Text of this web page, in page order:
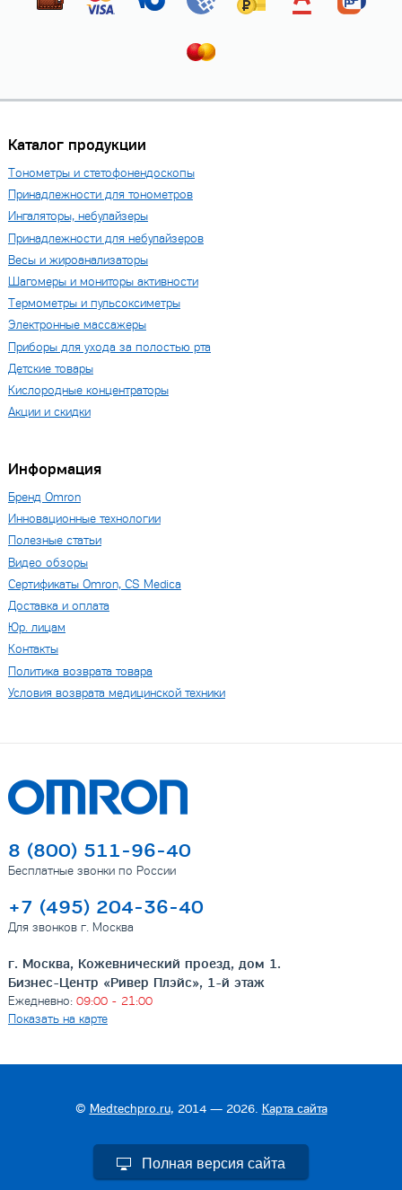
Каталог продукции
Тонометры и стетофонендоскопы
Принадлежности для тонометров
Ингаляторы, небулайзеры
Принадлежности для небулайзеров
Весы и жироанализаторы
Шагомеры и мониторы активности
Термометры и пульсоксиметры
Электронные массажеры
Приборы для ухода за полостью рта
Детские товары
Кислородные концентраторы
Акции и скидки
Информация
Бренд Omron
Инновационные технологии
Полезные статьи
Видео обзоры
Сертификаты Omron, CS Medica
Доставка и оплата
Юр. лицам
Контакты
Политика возврата товара
Условия возврата медицинской техники
8 (800) 511-96-40
Бесплатные звонки по России
+7 (495) 204-36-40
Для звонков г. Москва
г. Москва, Кожевнический проезд, дом 1.
Бизнес-Центр «Ривер Плэйс», 1-й этаж
Ежедневно: 09:00 - 21:00
Показать на карте
© Medtechpro.ru, 2014 — 2026. Карта сайта
Полная версия сайта